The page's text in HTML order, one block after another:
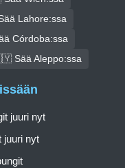
Lahore:ssa
Córdoba:ssa
Sää Aleppo:ssa
juuri nyt
juuri nyt